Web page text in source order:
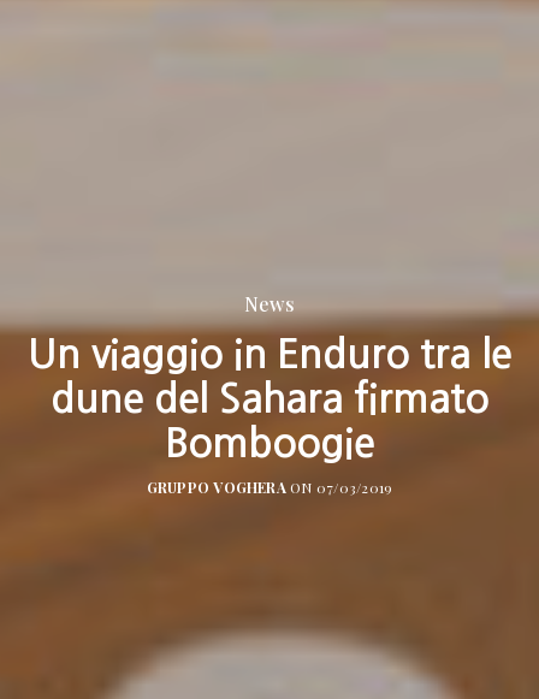
News
Un viaggio in Enduro tra le
dune del Sahara firmato
Bomboogie
GRUPPO VOGHERAON 07/03/2019